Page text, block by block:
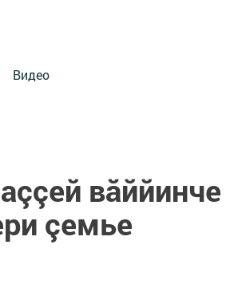
Видео
вăййинче
çемье